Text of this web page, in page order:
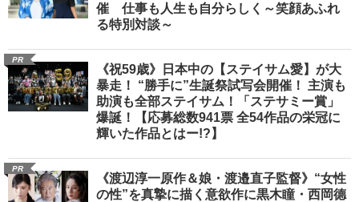
催 仕事も人生も自分らしく～笑顔あふれ
る特別対談～
PR
《祝59歳》日本中の【ステイサム愛】が大
暴走！ “勝手に”生誕祭試写会開催！ 主演も
助演も全部ステイサム！「ステサミー賞」
爆誕！【応募総数941票 全54作品の栄冠に
輝いた作品とはー!?】
PR
《渡辺淳一原作＆娘・渡邉直子監督》“女性
の性”を真摯に描く意欲作に黒木瞳・西岡德